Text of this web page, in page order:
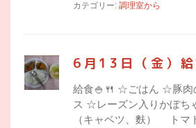
カテゴリー: 調理室から
6月13日（金）給
給食🍚🍴 ☆ごはん ☆豚肉
ス ☆レーズン入りかぼち
（キャベツ、麩） トマ